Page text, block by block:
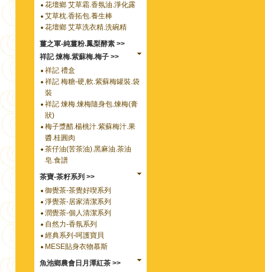
花壇鄉 艾草霜.香氛油.淨化露
艾草枕.香拓包.養生棒
花壇鄉 艾草洗衣精.洗碗精
薑之軍-純薑粉.鳳梨酵素 >>
祥記 煉梅.紫蘇梅.梅子 >>
祥記 禮盒
祥記 梅糖-硬,軟.紫蘇梅罐裝.袋
裝
祥記 煉梅.煉梅隨身包.煉梅(膏
狀)
梅子漿醋.楊桃汁.紫蘇梅汁.果
醬.桂圓肉
茶仔油(苦茶油).黑麻油.茶油
皂.食譜
茶寶-茶籽系列 >>
御覺茶-茶覺好喫系列
淨覺茶-居家清潔系列
潤覺茶-個人清潔系列
自然力-香氛系列
經典系列-呵護寶貝
MESE貼身衣物慕斯
魚池鄉農會日月潭紅茶 >>